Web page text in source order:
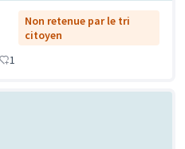
Non retenue par le tri
citoyen
1